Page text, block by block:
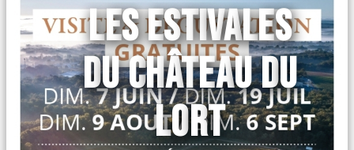
LES ESTIVALES
DU CHÂTEAU DU
LORT